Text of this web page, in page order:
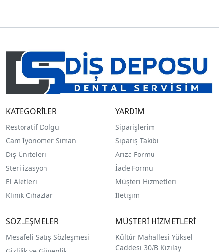
KATEGORİLER
Restoratif Dolgu
Cam İyonomer Siman
Diş Üniteleri
Sterilizasyon
El Aletleri
Klinik Cihazlar
YARDIM
Siparişlerim
Sipariş Takibi
Arıza Formu
İade Formu
Müşteri Hizmetleri
İletişim
SÖZLEŞMELER
Mesafeli Satış Sözleşmesi
MÜŞTERİ HİZMETLERİ
Kültür Mahallesi Yüksel
Caddesi 30/B Kızılay